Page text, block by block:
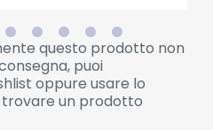
questo prodotto non
puoi
oppure usare lo
un prodotto